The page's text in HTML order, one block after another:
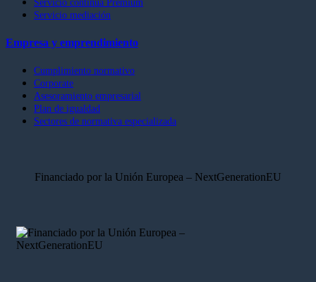
Servicio continúa Premium
Servicio mediación
Empresa y emprendimiento
Cumplimiento normativo
Corporate
Asesoramiento empresarial
Plan de igualdad
Sectores de normativa especializada
Financiado por la Unión Europea – NextGenerationEU